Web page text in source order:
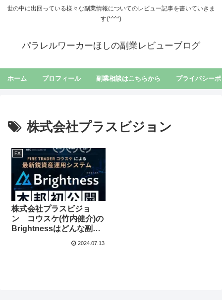
世の中に出回っている様々な副業情報についてのレビュー記事を書いていきま
す(*^^*)
パラレルワーカーほしの副業レビューブログ
ホーム プロフィール 副業相談はこちらから プライバシー
株式会社プラスビジョン
FX
株式会社プラスビジョ
ン コウスケ(竹内健介)の
Brightnessはどんな副
業？ まとめてみまし
2024.07.13